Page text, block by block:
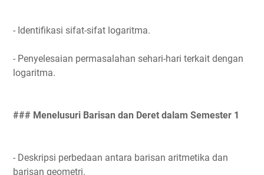
- Identifikasi sifat-sifat logaritma.
- Penyelesaian permasalahan sehari-hari terkait dengan
logaritma.
### Menelusuri Barisan dan Deret dalam Semester 1
- Deskripsi perbedaan antara barisan aritmetika dan
barisan geometri.